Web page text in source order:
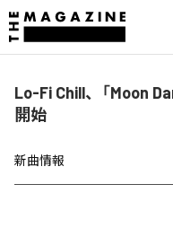
Lo-Fi Chill、「Moon
開始
新曲情報